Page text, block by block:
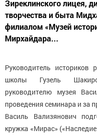
Зиреклинского лицея,
творчества и быта
филиалом «Музей
Мирхайдара...
Руководитель историков
школы Гузель
руководителю музея
проведения семинара и за
Василь Вализянович
кружка «Мирас»